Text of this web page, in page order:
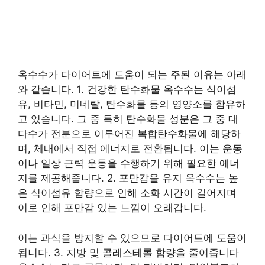
옥수수가 다이어트에 도움이 되는 주된 이유는 아래
와 같습니다. 1. 건강한 탄수화물 옥수수는 식이섬
유, 비타민, 미네랄, 탄수화물 등의 영양소를 함유하
고 있습니다. 그 중 특히 탄수화물 성분은 그 중 대
다수가 전분으로 이루어진 복합탄수화물에 해당하
며, 체내에서 직접 에너지로 전환됩니다. 이는 운동
이나 일상 근력 운동을 수행하기 위해 필요한 에너
지를 제공해줍니다. 2. 포만감을 유지 옥수수는 높
은 식이섬유 함량으로 인해 소화 시간이 길어지며
이로 인해 포만감 있는 느낌이 오래갑니다.
이는 과식을 방지할 수 있으므로 다이어트에 도움이
됩니다. 3. 지방 및 콜레스테롤 함량을 줄여줍니다